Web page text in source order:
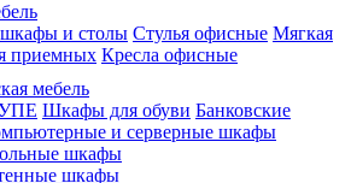
и столы Стулья офисные Мягкая
приемных Кресла офисные
мебель
Шкафы для обуви Банковские
и серверные шкафы
шкафы
шкафы